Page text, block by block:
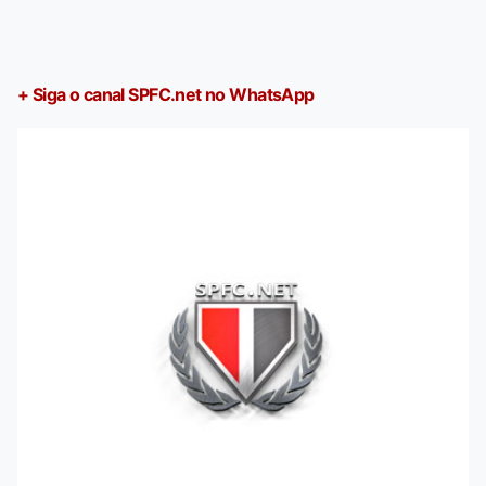
+ Siga o canal SPFC.net no WhatsApp